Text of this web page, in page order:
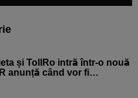
și TollRo intră într-o nouă
anunță când vor fi…